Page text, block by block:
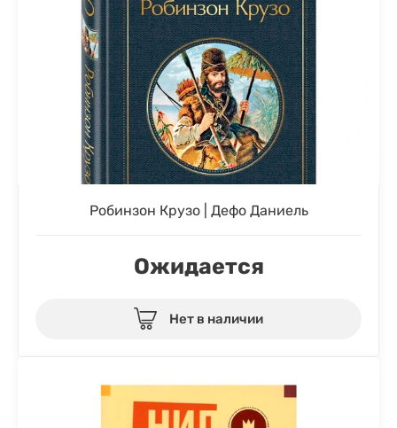
Робинзон Крузо | Дефо Даниель
Ожидается
Нет в наличии